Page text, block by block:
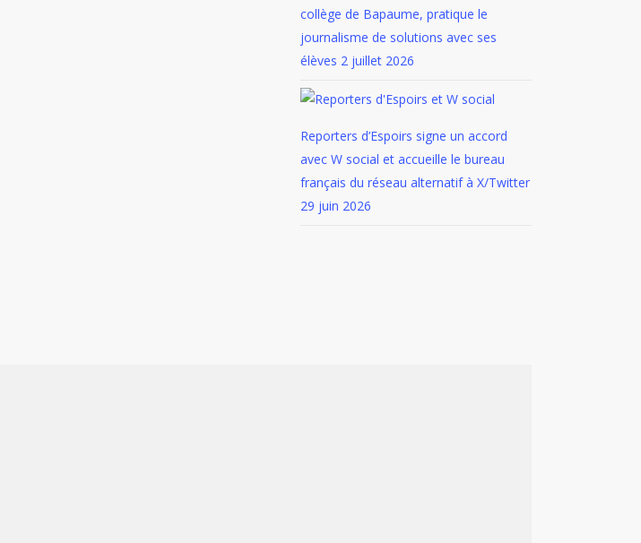
collège de Bapaume, pratique le
journalisme de solutions avec ses
élèves 2 juillet 2026
Reporters d’Espoirs signe un accord
avec W social et accueille le bureau
français du réseau alternatif à X/Twitter
29 juin 2026